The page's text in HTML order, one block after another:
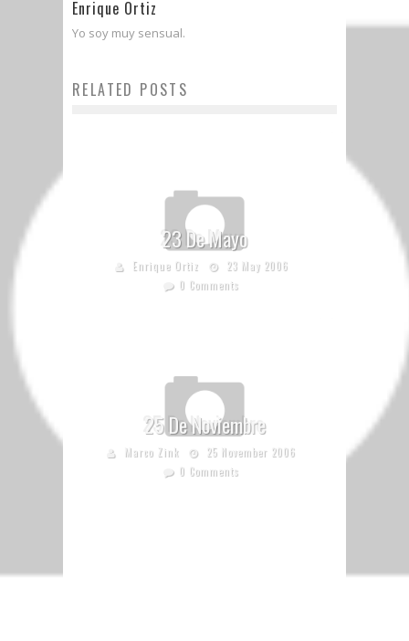
Enrique Ortiz
Yo soy muy sensual.
RELATED POSTS
23 De Mayo
Enrique Ortiz
23 May 2006
0 Comments
25 De Noviembre
Marco Zink
25 November 2006
0 Comments